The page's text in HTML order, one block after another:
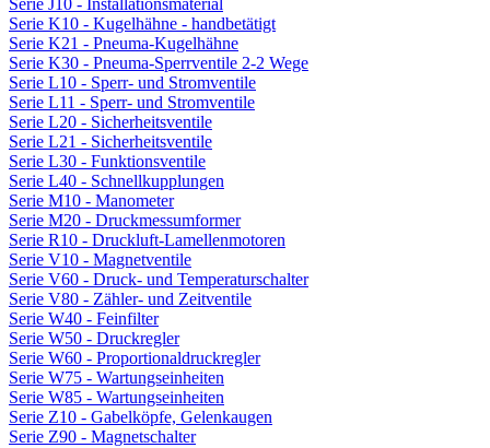
Serie J10 - Installationsmaterial
Serie K10 - Kugelhähne - handbetätigt
Serie K21 - Pneuma-Kugelhähne
Serie K30 - Pneuma-Sperrventile 2-2 Wege
Serie L10 - Sperr- und Stromventile
Serie L11 - Sperr- und Stromventile
Serie L20 - Sicherheitsventile
Serie L21 - Sicherheitsventile
Serie L30 - Funktionsventile
Serie L40 - Schnellkupplungen
Serie M10 - Manometer
Serie M20 - Druckmessumformer
Serie R10 - Druckluft-Lamellenmotoren
Serie V10 - Magnetventile
Serie V60 - Druck- und Temperaturschalter
Serie V80 - Zähler- und Zeitventile
Serie W40 - Feinfilter
Serie W50 - Druckregler
Serie W60 - Proportionaldruckregler
Serie W75 - Wartungseinheiten
Serie W85 - Wartungseinheiten
Serie Z10 - Gabelköpfe, Gelenkaugen
Serie Z90 - Magnetschalter